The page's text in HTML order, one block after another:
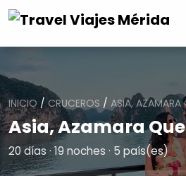
INICIO /CRUCEROS / ASIA, AZAMARA
Asia, Azamara
20 días · 19 noches · 5 país(es)